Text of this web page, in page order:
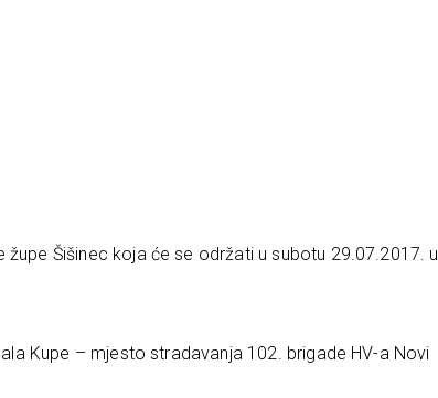
Šišinec koja će se održati u subotu 29.07.2017. u
Kupe – mjesto stradavanja 102. brigade HV-a Novi